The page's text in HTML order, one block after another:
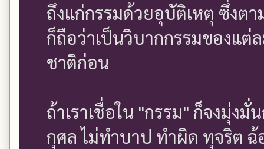
ถึงแก่กรรมด้วยอุบัติเหตุ ซึ่งต
ก็ถือว่าเป็นวิบากกรรมของแ
ชาติก่อน
ถ้าเราเชื่อใน "กรรม" ก็จงมุ่ง
กุศล ไม่ทำบาป ทำผิด ทุจริต ฉ้